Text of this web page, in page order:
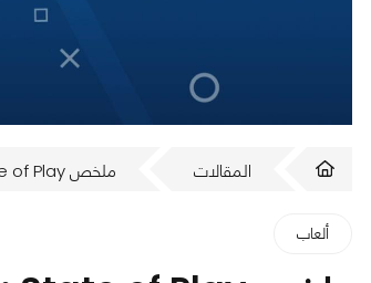
المقالات ملخص State of Play : إلإعلان عن Dreams و Resident Evil 3 وغيرهم..!
ألعاب